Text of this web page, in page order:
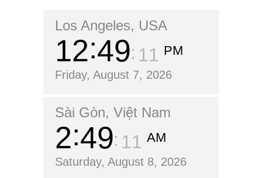
Los Angeles, USA
12 49 13 PM
Friday, August 7, 2026
Sài Gòn, Việt Nam
2 49 13 AM
Saturday, August 8, 2026